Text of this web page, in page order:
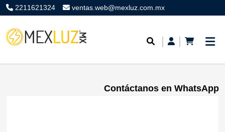
2211621324 ventas.web@mexluz.com.mx
Contáctanos en WhatsApp